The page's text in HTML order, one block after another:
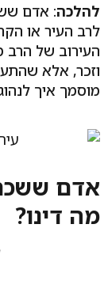
להלכה: אדם
לרב העיר או
העירוב של הרב
וזכר, אלא
מוסמך איך
אדם
מה דינו?